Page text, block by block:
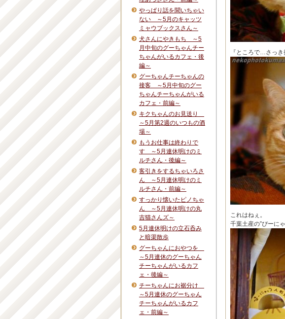
『ところで…さっき
これはねぇ。
千葉土産の”ぴーに
やっぱり話を聞いちゃい
ない ～5月のキャッツ
ミャウブックスさん～
犬さんにやきもち ～5
月中旬のグーちゃんチー
ちゃんがいるカフェ・後
編～
グーちゃんチーちゃんの
接客 ～5月中旬のグー
ちゃんチーちゃんがいる
カフェ・前編～
キクちゃんのお見送り
～5月第2週のいつもの酒
場～
もうお仕事は終わりで
す ～5月連休明けのミ
ルチさん・後編～
客引きをするちゃいろさ
ん ～5月連休明けのミ
ルチさん・前編～
すっかり懐いたピノちゃ
ん ～5月連休明けの丸
吉猫さんズ～
5月連休明けの立石呑み
と暗渠散歩
グーちゃんにおやつを
～5月連休のグーちゃん
チーちゃんがいるカフ
ェ・後編～
チーちゃんにお裾分け
～5月連休のグーちゃん
チーちゃんがいるカフ
ェ・前編～